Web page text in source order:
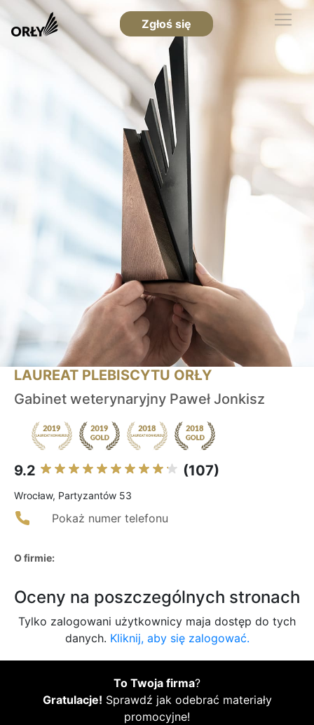
Zgłoś się
LAUREAT PLEBISCYTU ORŁY
Gabinet weterynaryjny Paweł Jonkisz
9.2 (107)
Wrocław, Partyzantów 53
Pokaż numer telefonu
O firmie:
Oceny na poszczególnych stronach
Tylko zalogowani użytkownicy maja dostęp do tych
danych. Kliknij, aby się zalogować.
To Twoja firma?
Gratulacje! Sprawdź jak odebrać materiały
promocyjne!